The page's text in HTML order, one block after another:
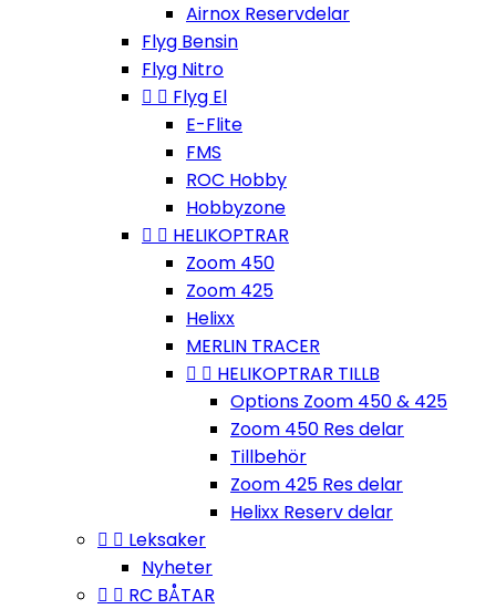
Airnox Reservdelar
Flyg Bensin
Flyg Nitro
  Flyg El
E-Flite
FMS
ROC Hobby
Hobbyzone
  HELIKOPTRAR
Zoom 450
Zoom 425
Helixx
MERLIN TRACER
  HELIKOPTRAR TILLB
Options Zoom 450 & 425
Zoom 450 Res delar
Tillbehör
Zoom 425 Res delar
Helixx Reserv delar
  Leksaker
Nyheter
  RC BÅTAR